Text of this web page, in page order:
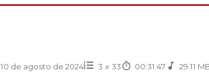
10 de agosto de 2024 3 x 33 00:31:47 29.11